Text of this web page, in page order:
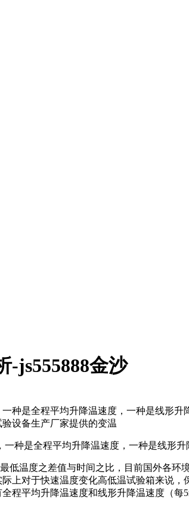
-js555888金沙
种是全程平均升降温速度，一种是线形
设备生产厂家提供的变温
种是全程平均升降温速度，一种是线形升
低温度之差值与时间之比，目前国外各
上对于快速温度变化高低温试验箱来说
程平均升降温速度和线形升降温速度（